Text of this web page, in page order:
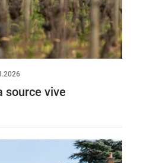
source vive